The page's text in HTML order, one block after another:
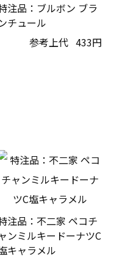
注品：ブルボン ブラ
チュール
参考上代 433円
注品：不二家 ペコチ
ンミルキードーナツC
キャラメル